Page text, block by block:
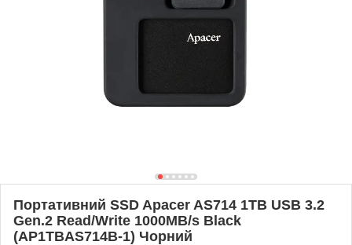
Портативний SSD Apacer AS714 1TB USB 3.2
Gen.2 Read/Write 1000MB/s Black
(AP1TBAS714B-1) Чорний